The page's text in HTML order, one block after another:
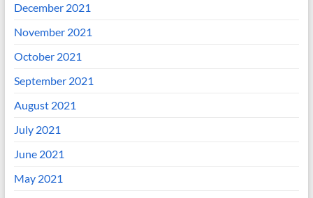
December 2021
November 2021
October 2021
September 2021
August 2021
July 2021
June 2021
May 2021